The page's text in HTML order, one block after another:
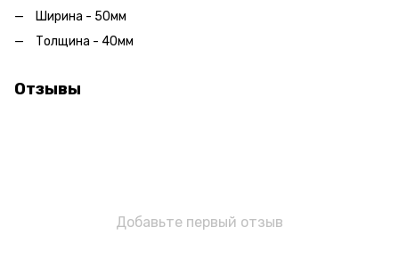
Ширина - 50мм
Толщина - 40мм
Отзывы
Добавьте первый отзыв